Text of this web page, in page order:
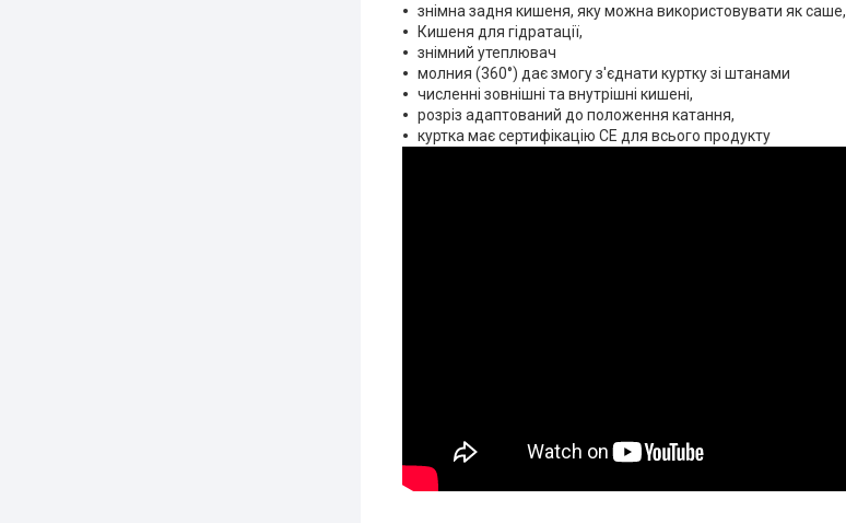
знімна задня кишеня, яку можна використовувати як саше,
Кишеня для гідратації,
знімний утеплювач
молния (360°) дає змогу з'єднати куртку зі штанами
численні зовнішні та внутрішні кишені,
розріз адаптований до положення катання,
куртка має сертифікацію CE для всього продукту